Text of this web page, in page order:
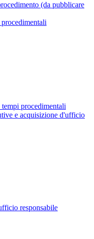
(da pubblicare
procedimentali
e acquisizione d'ufficio
responsabile